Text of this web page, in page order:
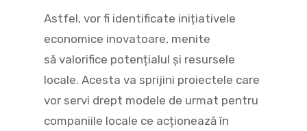
Astfel, vor fi identificate inițiativele
economice inovatoare, menite
să valorifice potențialul și resursele
locale. Acesta va sprijini proiectele care
vor servi drept modele de urmat pentru
companiile locale ce acționează în